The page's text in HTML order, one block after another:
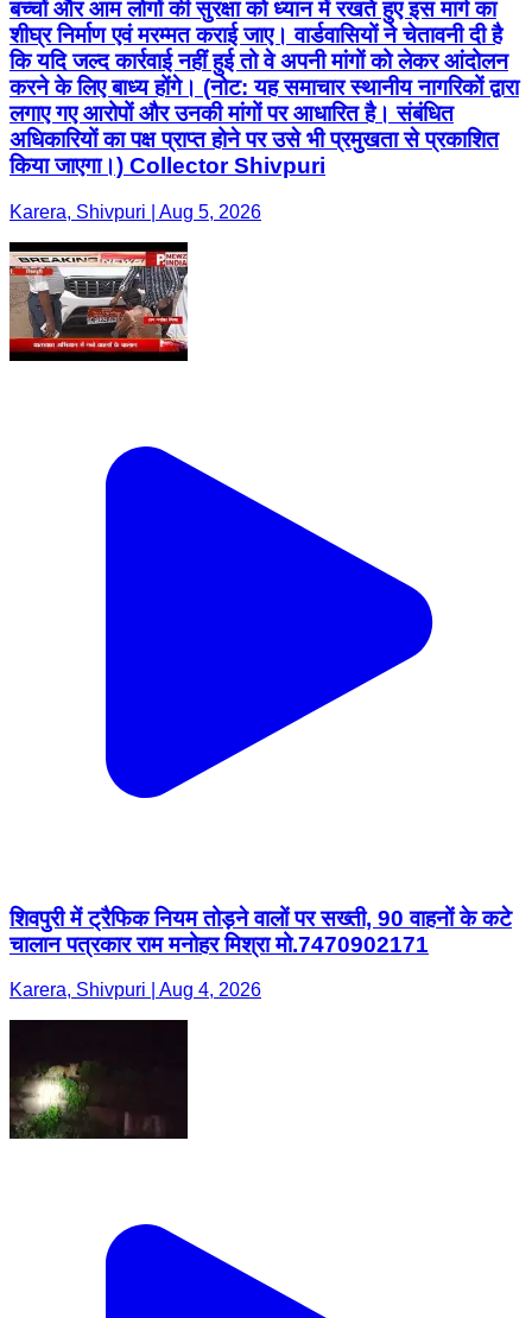
बच्चों और आम लोगों की सुरक्षा को ध्यान में रखते हुए इस मार्ग का
शीघ्र निर्माण एवं मरम्मत कराई जाए। वार्डवासियों ने चेतावनी दी है
कि यदि जल्द कार्रवाई नहीं हुई तो वे अपनी मांगों को लेकर आंदोलन
करने के लिए बाध्य होंगे। (नोट: यह समाचार स्थानीय नागरिकों द्वारा
लगाए गए आरोपों और उनकी मांगों पर आधारित है। संबंधित
अधिकारियों का पक्ष प्राप्त होने पर उसे भी प्रमुखता से प्रकाशित
किया जाएगा।) Collector Shivpuri
Karera, Shivpuri | Aug 5, 2026
शिवपुरी में ट्रैफिक नियम तोड़ने वालों पर सख्ती, 90 वाहनों के कटे
चालान पत्रकार राम मनोहर मिश्रा मो.7470902171
Karera, Shivpuri | Aug 4, 2026